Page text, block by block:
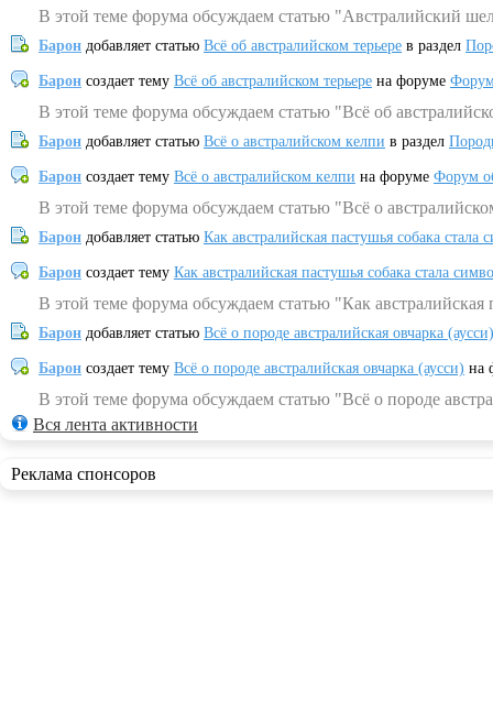
В этой теме форума обсуждаем статью "Австралийский
Барон добавляет статью Всё об австралийском терьере в раздел
Барон создает тему Всё об австралийском терьере на форуме
В этой теме форума обсуждаем статью "Всё об
Барон добавляет статью Всё о австралийском келпи в раздел
Барон создает тему Всё о австралийском келпи на форуме Форум
В этой теме форума обсуждаем статью "Всё о
Барон добавляет статью Как австралийская пастушья собака
Барон создает тему Как австралийская пастушья собака стала
В этой теме форума обсуждаем статью "Как
Барон добавляет статью Всё о породе австралийская овчарка (аусси)
Барон создает тему Всё о породе австралийская овчарка (аусси) на
В этой теме форума обсуждаем статью "Всё о породе
Вся лента активности
Реклама спонсоров